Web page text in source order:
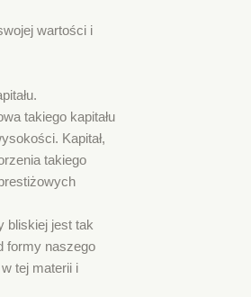
wartości i
takiego kapitału
Kapitał,
takiego
bliskiej jest tak
formy naszego
tej materii i